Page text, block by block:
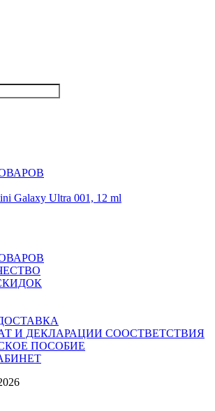
Galaxy Ultra 001, 12 ml
И ДЕКЛАРАЦИИ СООСТВЕТСТВИЯ
ПОСОБИЕ